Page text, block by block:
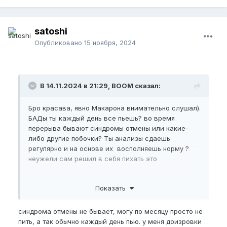
6) Максимально крепкий стояк (Добавлю в рутину
тренировкукегеля и ICM)
помню как это называется, но вроде из-за
убрать тоже мол можно ток операцией. Ну
поговорим с урологом, посмотрим.
8) Много белой и качественной спермы (Как буду
делать это поживем и увидим)
9) Ширину до 13 EGя бы поднял.
Я луксмаксер, биохакер, правильно питаюсь,
допустим.
satoshi
Опубликовано 15 ноября, 2024
В 14.11.2024 в 21:29, BOOM сказал:
Бро красава, явно Макарона внимательно слушал).
БАДы ты каждый день все пьешь? во время
перерыва бывают синдромы отмены или какие-
либо другие побочки? Ты анализы сдаешь
регулярно и на основе их восполняешь норму ?
неужели сам решил в себя пихать это
Показать
синдрома отмены не бывает, могу по месяцу просто не
пить, а так обычно каждый день пью. у меня доизровки